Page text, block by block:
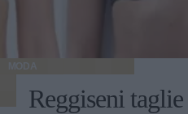
MODA
Reggiseni